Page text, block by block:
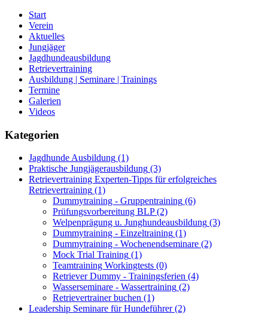
Start
Verein
Aktuelles
Jungjäger
Jagdhundeausbildung
Retrievertraining
Ausbildung | Seminare | Trainings
Termine
Galerien
Videos
Kategorien
Jagdhunde Ausbildung (1)
Praktische Jungjägerausbildung (3)
Retrievertraining Experten-Tipps für erfolgreiches
Retrievertraining (1)
Dummytraining - Gruppentraining (6)
Prüfungsvorbereitung BLP(2)
Welpenprägung u. Junghundeausbildung (3)
Dummytraining - Einzeltraining (1)
Dummytraining - Wochenendseminare (2)
Mock Trial Training (1)
Teamtraining Workingtests (0)
Retriever Dummy - Trainingsferien (4)
Wasserseminare - Wassertraining (2)
Retrievertrainer buchen (1)
Leadership Seminare für Hundeführer(2)